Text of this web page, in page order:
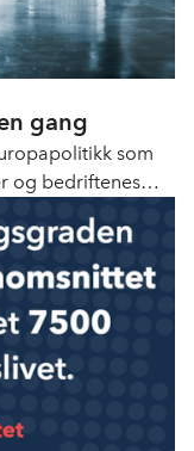
gang
som
og bedriftenes
styrke vår